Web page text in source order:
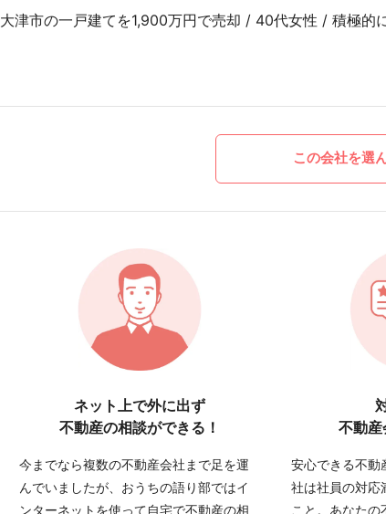
大津市の一戸建てを1,900万円で売却 / 40代女性 / 積極的
この会社を選
ネット上で外に出ず
不動産の相談ができる！
今までなら複数の不動産会社まで足を運
んでいましたが、おうちの語り部ではイ
ンターネットを使って自宅で不動産の相
不動産
安心できる不動
社は社員の対応
こと。あなた